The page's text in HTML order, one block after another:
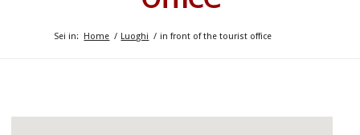
Sei in: Home / Luoghi / in front of the tourist office